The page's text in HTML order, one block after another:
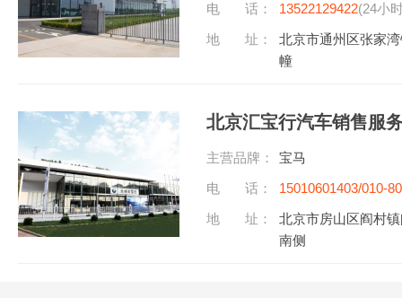
电 话：
13522129422(24小
地 址：
北京市通州区张家
幢
北京汇宝行汽车销售服
主营品牌：
宝马
电 话：
15010601403/010-
听)
地 址：
北京市房山区阎村
南侧